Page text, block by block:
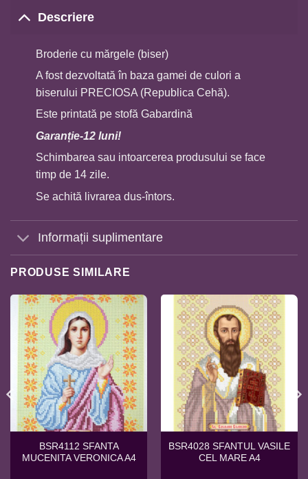
Descriere
Broderie cu mărgele (biser)
A fost dezvoltată în baza gamei de culori a
biserului PRECIOSA (Republica Cehă).
Este printată pe stofă Gabardină
Garanție-12 luni!
Schimbarea sau intoarcerea produsului se face
timp de 14 zile.
Se achită livrarea dus-întors.
Informații suplimentare
PRODUSE SIMILARE
BSR4112 SFANTA
MUCENITA VERONICA A4
BSR4028 SFANTUL VASILE
CEL MARE A4